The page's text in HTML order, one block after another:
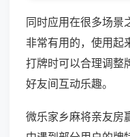
同时应用在很多场景
非常有用的，使用起
打牌时可以合理调整
好友间互动乐趣。
微乐家乡麻将亲友房